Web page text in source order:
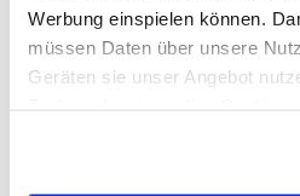
Werbung einspielen können.
müssen Daten über unsere
Geräten sie unser Angebot
werden, werden bei der
Fall gesetzt. Cookies von
Eine Gesäßtasche
Print auf einem seitlichen Einsatz
Locker, lässige Form
Perfekt für Sport und Freizeit